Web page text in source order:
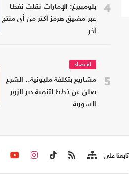
4
بلومبيرغ: الإمارات نقلت نفطا
عبر مضيق هرمز أكثر من أي منتج
آخر
5
اقتصاد
مشاريع بتكلفة مليونية.. الشرع
يعلن عن خطط لتنمية دير الزور
السورية
تابعنا على